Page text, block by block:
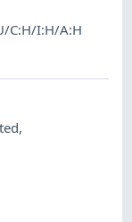
C:H/I:H/A:H
,